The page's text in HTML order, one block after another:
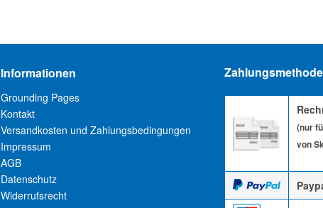
Informationen
Grounding Pages
Kontakt
Versandkosten und Zahlungsbedingungen
Impressum
AGB
Datenschutz
Widerrufsrecht
(nur
von